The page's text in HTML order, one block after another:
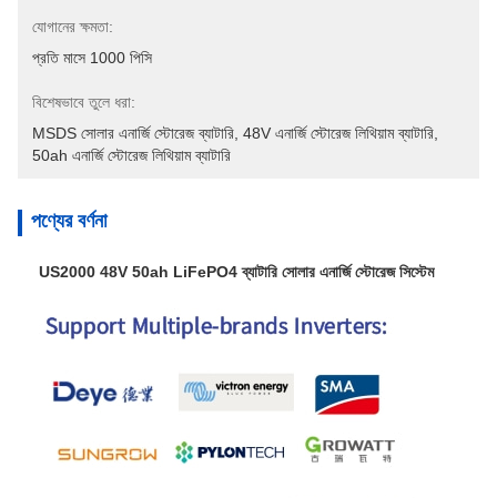
যোগানের ক্ষমতা:
প্রতি মাসে 1000 পিসি
বিশেষভাবে তুলে ধরা:
MSDS সোলার এনার্জি স্টোরেজ ব্যাটারি 48V এনার্জি স্টোরেজ লিথিয়াম ব্যাটারি
50ah এনার্জি স্টোরেজ লিথিয়াম ব্যাটারি
পণ্যের বর্ণনা
US2000 48V 50ah LiFePO4 ব্যাটারি সোলার এনার্জি স্টোরেজ সিস্টেম